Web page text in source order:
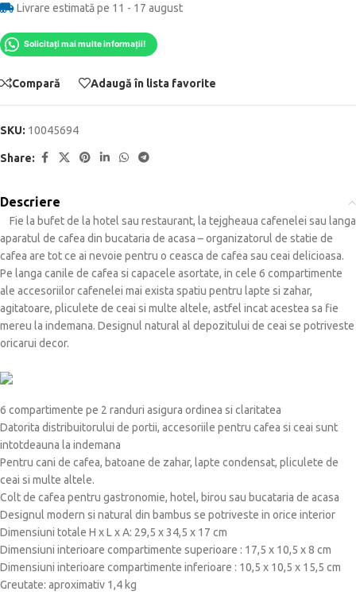
Livrare estimată pe 11 - 17 august
Solicitați mai multe informații!
Compară Adaugă în lista favorite
SKU: 10045694
Share:
Descriere
Fie la bufet de la hotel sau restaurant, la tejgheaua cafenelei sau langa
aparatul de cafea din bucataria de acasa – organizatorul de statie de
cafea are tot ce ai nevoie pentru o ceasca de cafea sau ceai delicioasa.
Pe langa canile de cafea si capacele asortate, in cele 6 compartimente
ale accesoriilor cafenelei mai exista spatiu pentru lapte si zahar,
agitatoare, pliculete de ceai si multe altele, astfel incat acestea sa fie
mereu la indemana. Designul natural al depozitului de ceai se potriveste
oricarui decor.
6 compartimente pe 2 randuri asigura ordinea si claritatea
Datorita distribuitorului de portii, accesoriile pentru cafea si ceai sunt
intotdeauna la indemana
Pentru cani de cafea, batoane de zahar, lapte condensat, pliculete de
ceai si multe altele.
Colt de cafea pentru gastronomie, hotel, birou sau bucataria de acasa
Designul modern si natural din bambus se potriveste in orice interior
Dimensiuni totale H x L x A: 29,5 x 34,5 x 17 cm
Dimensiuni interioare compartimente superioare : 17,5 x 10,5 x 8 cm
Dimensiuni interioare compartimente inferioare : 10,5 x 10,5 x 15,5 cm
Greutate: aproximativ 1,4 kg